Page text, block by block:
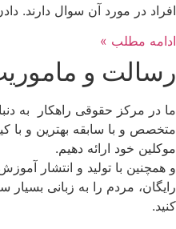
افراد در مورد آن سوال دارند.
ادامه مطلب »
رسالت و
ما در مرکز حقوقی راهکار به
متخصص و با سابقه بهترین و با
موکلین خود ارائه دهیم.
و همچنین با تولید و انتشار
رایگان، مردم را به زبانی
کنید.